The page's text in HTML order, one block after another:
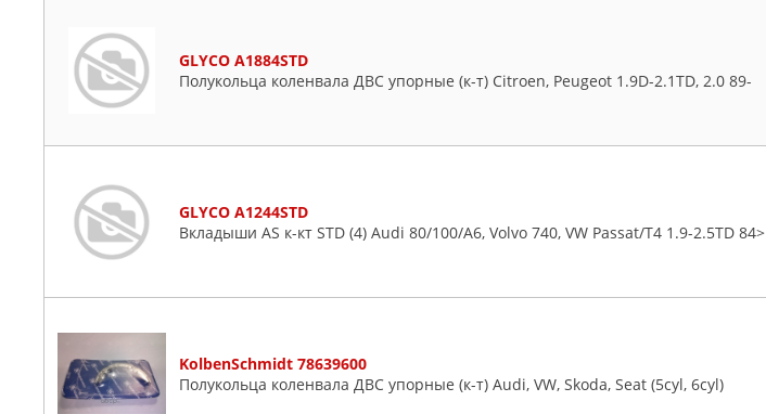
GLYCO A1884STD
Полукольца коленвала ДВС упорные (к-т) Citroen, Peugeot 1.9D-2.1TD, 2.0 89-
GLYCO A1244STD
Вкладыши AS к-кт STD (4) Audi 80/100/A6, Volvo 740, VW Passat/T4 1.9-2.5TD 84>
KolbenSchmidt 78639600
Полукольца коленвала ДВС упорные (к-т) Audi, VW, Skoda, Seat (5cyl, 6cyl)